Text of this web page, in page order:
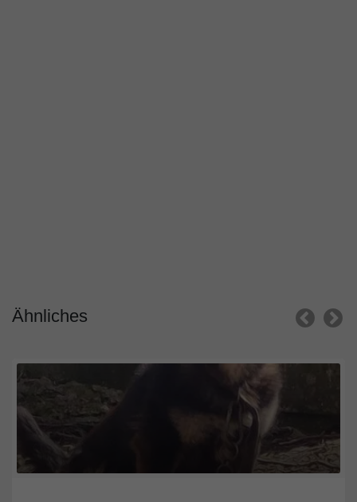
Ähnliches